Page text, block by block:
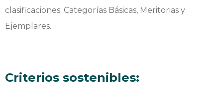
clasificaciones: Categorías Básicas, Meritorias y
Ejemplares.
Criterios sostenibles: